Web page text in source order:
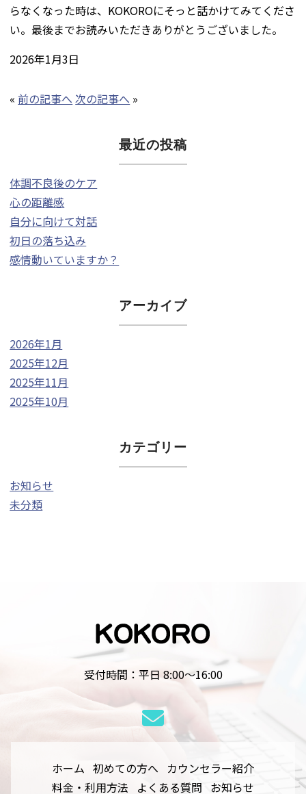
らなくなった時は、KOKOROにそっと話かけてみてくださ
い。最後までお読みいただきありがとうございました。
2026年1月3日
«前の記事へ 次の記事へ »
最近の投稿
体調不良後のケア
心の距離感
自分に向けて対話
初日の落ち込み
感情動いていますか？
アーカイブ
2026年1月
2025年12月
2025年11月
2025年10月
カテゴリー
お知らせ
未分類
受付時間：平日 8:00～16:00
ホーム 初めての方へ
カウンセラー紹介
料金・利用方法
よくある質問 お知らせ